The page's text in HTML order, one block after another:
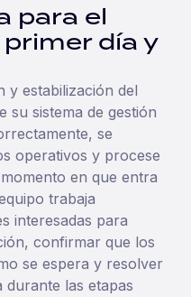
para el
día y
y estabilización del
su sistema de gestión
se
operativos y procese
en que entra
trabaja
interesadas para
confirmar que los
se espera y resolver
las etapas